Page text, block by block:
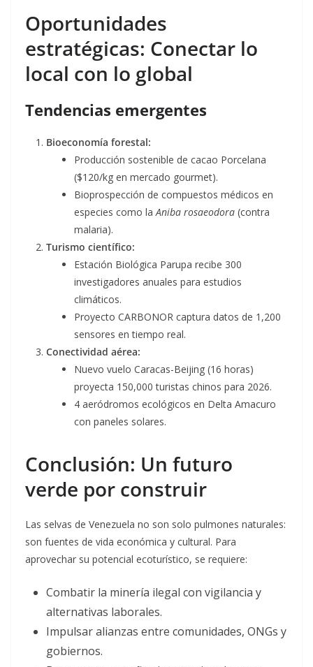
Oportunidades
estratégicas: Conectar lo
local con lo global
Tendencias emergentes
Bioeconomía forestal:
Producción sostenible de cacao Porcelana
($120/kg en mercado gourmet).
Bioprospección de compuestos médicos en
especies como laAniba rosaeodora (contra
malaria).
Turismo científico:
Estación Biológica Parupa recibe 300
investigadores anuales para estudios
climáticos.
Proyecto CARBONOR captura datos de 1,200
sensores en tiempo real.
Conectividad aérea:
Nuevo vuelo Caracas-Beijing (16 horas)
proyecta 150,000 turistas chinos para 2026.
4 aeródromos ecológicos en Delta Amacuro
con paneles solares.
Conclusión: Un futuro
verde por construir
Las selvas de Venezuela no son solo pulmones naturales:
son fuentes de vida económica y cultural. Para
aprovechar su potencial ecoturístico, se requiere:
Combatir la minería ilegal con vigilancia y
alternativas laborales.
Impulsar alianzas entre comunidades, ONGs y
gobiernos.